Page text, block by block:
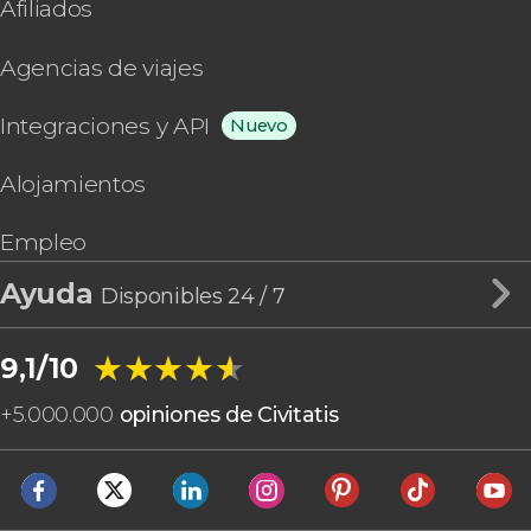
Lourdes
Calvi
Saint-Laurent-des-Combes
Annecy
Fontainebleau
Chaumont sur Loire
Saint-Émilion
Albi
Chantilly
Provenza
Región de París Isla de Francia
Región de Ultramar
Vendée
Afiliados
Agencias de viajes
Integraciones y API Nuevo
Alojamientos
Empleo
Ayuda Disponibles 24 / 7
9,1/10 ★★★★★
★★★★★
+5.000.000 opiniones de Civitatis